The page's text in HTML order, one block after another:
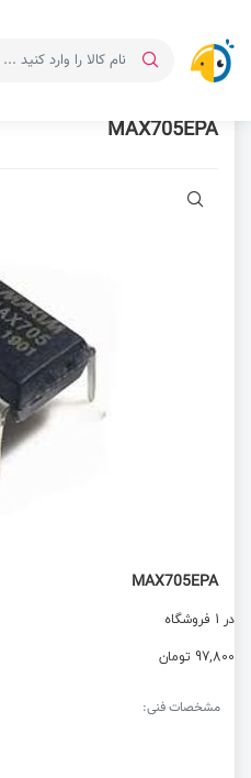
MAX705EPA
MAX705EPA
در 1 فروشگاه
97,800 تومان
مشخصات فنی: